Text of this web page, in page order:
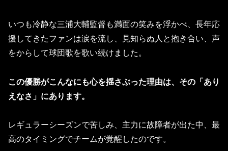
いつも冷静な三浦大輔監督も満面の笑みを浮かべ、長年応
援してきたファンは涙を流し、見知らぬ人と抱き合い、声
をからして球団歌を歌い続けました。
この優勝がこんなにも心を揺さぶった理由は、その「あり
えなさ」にあります。
レギュラーシーズンで苦しみ、主力に故障者が出た中、最
高のタイミングでチームが覚醒したのです。